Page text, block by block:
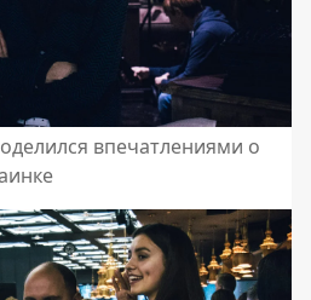
впечатлениями о